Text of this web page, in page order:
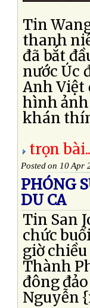
Tin
thanh
đã bắt
nước Úc
Anh Việt
hình ảnh
khán
trọn
Posted on 10 Apr
PHÓNG
DU CA
Tin San
chức
giờ chiều
Thành
đông
Nguyễn